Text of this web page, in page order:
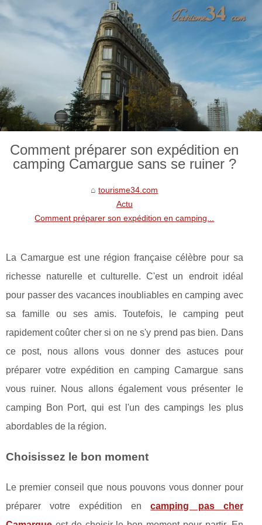
Comment préparer son expédition en
camping Camargue sans se ruiner ?
tourisme34.com
Actu
Comment préparer son expédition en camping...
La Camargue est une région française célèbre pour sa
richesse naturelle et culturelle. C'est un endroit idéal
pour passer des vacances inoubliables en camping avec
sa famille ou ses amis. Toutefois, le camping peut
rapidement coûter cher si on ne s'y prend pas bien. Dans
ce post, nous allons vous donner des astuces pour
préparer votre expédition en camping Camargue sans
vous ruiner. Nous allons également vous présenter le
camping Bon Port, qui est l'un des campings les plus
abordables de la région.
Choisissez le bon moment
Le premier conseil que nous pouvons vous donner pour
préparer votre expédition encamping pas cher